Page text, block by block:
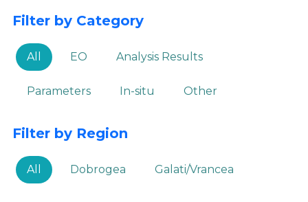
Filter by Category
All EO Analysis Results
Parameters In-situ Other
Filter by Region
All Dobrogea Galati/Vrancea